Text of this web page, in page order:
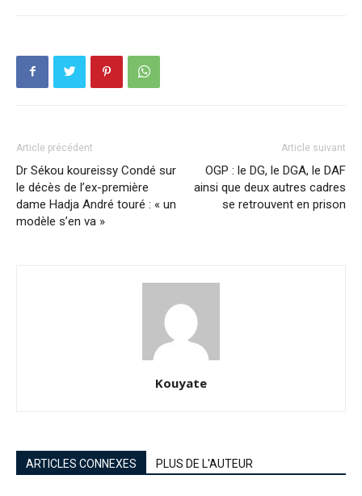
Article précédent
Dr Sékou koureissy Condé sur
le décès de l’ex-première
dame Hadja André touré : « un
modèle s’en va »
Article suivant
OGP : le DG, le DGA, le DAF
ainsi que deux autres cadres
se retrouvent en prison
Kouyate
ARTICLES CONNEXES PLUS DE L'AUTEUR